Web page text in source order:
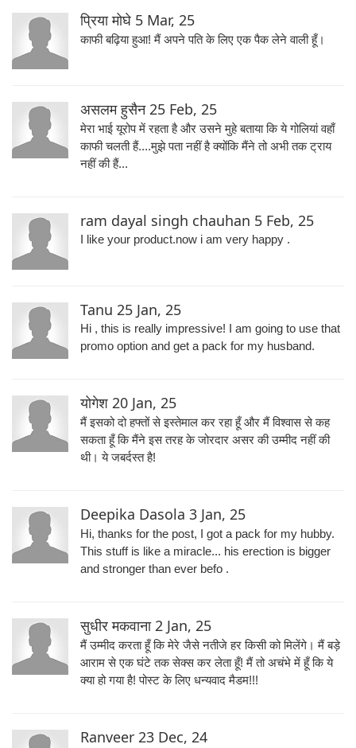
प्रिया मोघे 5 Mar, 25
काफी बढ़िया हुआ! मैं अपने पति के लिए एक पैक लेने वाली हूँ।
असलम हुसैन25 Feb, 25
मेरा भाई यूरोप में रहता है और उसने मुहे बताया कि ये गोलियां वहाँ
काफी चलती हैं....मुझे पता नहीं है क्योंकि मैंने तो अभी तक ट्राय
नहीं की हैं...
ram dayal singh chauhan 5 Feb, 25
I like your product.now i am very happy .
Tanu 25 Jan, 25
Hi , this is really impressive! I am going to use that
promo option and get a pack for my husband.
योगेश 20 Jan, 25
मैं इसको दो हफ्तों से इस्तेमाल कर रहा हूँ और मैं विश्वास से कह
सकता हूँ कि मैंने इस तरह के जोरदार असर की उम्मीद नहीं की
थी। ये जबर्दस्त है!
Deepika Dasola 3 Jan, 25
Hi, thanks for the post, I got a pack for my hubby.
This stuff is like a miracle... his erection is bigger
and stronger than ever befo .
सुधीर मकवाना2 Jan, 25
मैं उम्मीद करता हूँ कि मेरे जैसे नतीजे हर किसी को मिलेंगे। मैं बड़े
आराम से एक घंटे तक सेक्स कर लेता हूँ! मैं तो अचंभे में हूँ कि ये
क्या हो गया है! पोस्ट के लिए धन्यवाद मैडम!!!
Ranveer 23 Dec, 24